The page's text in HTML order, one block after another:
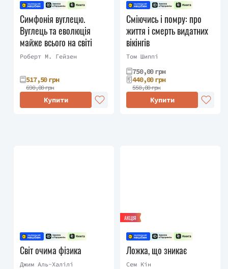
Симфонія вуглецю.
Вуглець та еволюція
майже всього на світі
Роберт М. Гейзен
517,50 грн
690,00 грн
Купити
Сміючись і помру: про
життя і смерть видатних
вікінгів
Том Шиппі
750,00 грн
440,00 грн
550,00 грн
Купити
Світ очима фізика
Джим Аль-Халілі
АКЦІЯ
Ложка, що зникає
Сем Кін